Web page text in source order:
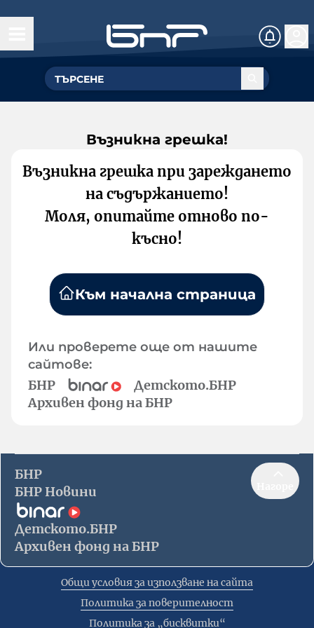
Възникна грешка!
Възникна грешка при зареждането
на съдържанието!
Моля, опитайте отново по-
късно!
Към начална страница
Или проверете още от нашите
сайтове:
БНР
Детското.БНР
Архивен фонд на БНР
БНР
БНР Новини
Детското.БНР
Архивен фонд на БНР
Общи условия за използване на сайта
Политика за поверителност
Политика за „бисквитки“